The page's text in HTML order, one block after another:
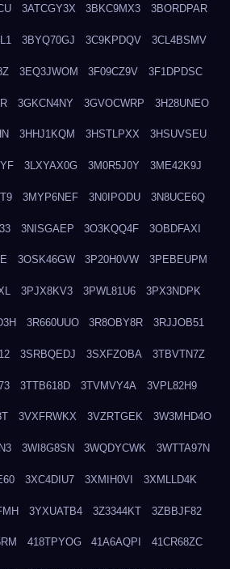
3ATCGY3X 3BKC9MX3 3BORDPAR
3BYQ70GJ 3C9KPDQV 3CL4BSMV
3EQ3JWOM 3F09CZ9V 3F1DPDSC
3GKCN4NY 3GVOCWRP 3H28UNEO
3HHJ1KQM 3HSTLPXX 3HSUVSEU
3LXYAX0G 3M0R5J0Y 3ME42K9J
3MYP6NEF 3N0IPODU 3N8UCE6Q
3NISGAEP 3O3KQQ4F 3OBDFAXI
3OSK46GW 3P20H0VW 3PEBEUPM
3PJX8KV3 3PWL81U6 3PX3NDPK
3R660UUO 3R8OBY8R 3RJJOB51
3SRBQEDJ 3SXFZOBA 3TBVTN7Z
3TTB618D 3TVMVY4A 3VPL82H9
3VXFRWKX 3VZRTGEK 3W3MHD4O
3WI8G8SN 3WQDYCWK 3WTTA97N
3XC4DIU7 3XMIH0VI 3XMLLD4K
3YXUATB4 3Z3344KT 3ZBBJF82
418TPYOG 41A6AQPI 41CR68ZC